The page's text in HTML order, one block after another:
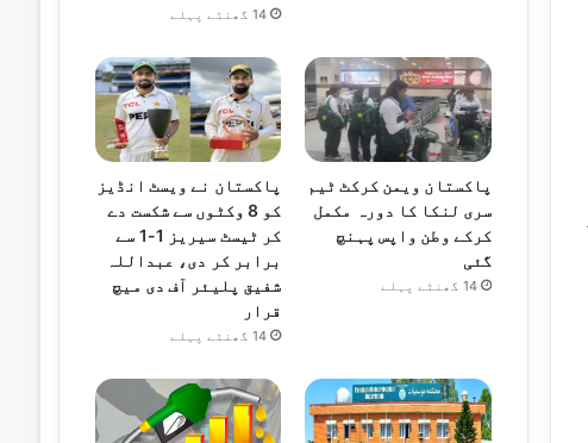
14 گھنٹے پہلے
پاکستان ویمن کرکٹ ٹیم
سری لنکا کا دورہ مکمل
کرکے وطن واپس پہنچ
گئی
14 گھنٹے پہلے
پاکستان نے ویسٹ انڈیز
کو 8 وکٹوں سے شکست دے
کر ٹیسٹ سیریز 1-1 سے
برابر کر دی، عبداللہ
شفیق پلیئر آف دی میچ
قرار
14 گھنٹے پہلے